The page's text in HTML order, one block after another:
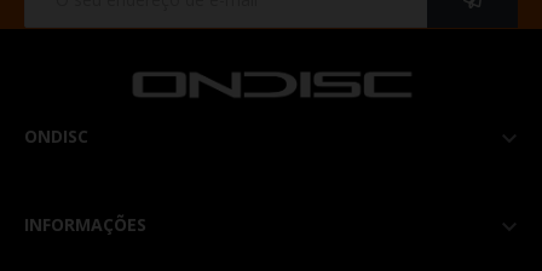
ONDISC 
INFORMAÇÕES 